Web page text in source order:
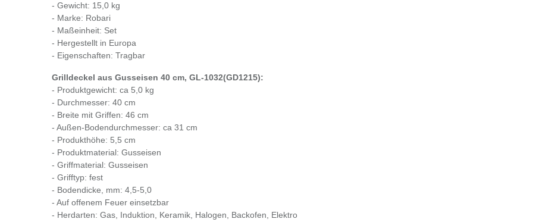
- Gewicht: 15,0 kg
- Marke: Robari
- Maßeinheit: Set
- Hergestellt in Europa
- Eigenschaften: Tragbar
Grilldeckel aus Gusseisen 40 cm, GL-1032(GD1215):
- Produktgewicht: ca 5,0 kg
- Durchmesser: 40 cm
- Breite mit Griffen: 46 cm
- Außen-Bodendurchmesser: ca 31 cm
- Produkthöhe: 5,5 cm
- Produktmaterial: Gusseisen
- Griffmaterial: Gusseisen
- Grifftyp: fest
- Bodendicke, mm: 4,5-5,0
- Auf offenem Feuer einsetzbar
- Herdarten: Gas, Induktion, Keramik, Halogen, Backofen, Elektro